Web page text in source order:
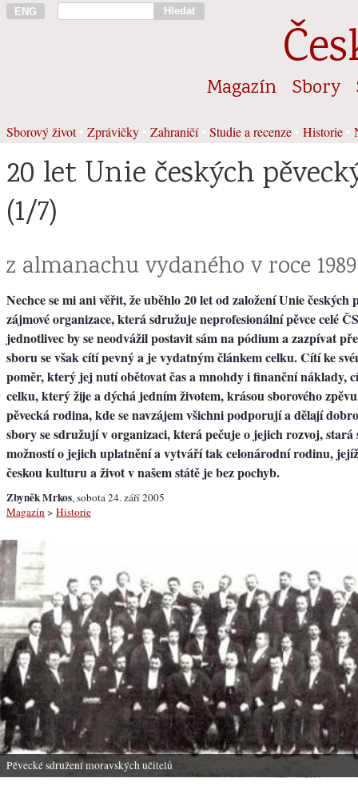
ENG Hledat
Magazín Sbory
Sborový život• Zprávičky Zahraničí• Studie a recenze Historie
20 let Unie českých
(1/7)
z almanachu vydaného v roce 1989
Nechce se mi ani věřit, že uběhlo 20 let od založení Unie českých
zájmové organizace, která sdružuje neprofesionální pěvce celé
jednotlivec by se neodvážil postavit sám na pódium a zazpívat
sboru se však cítí pevný a je vydatným článkem celku. Cítí ke
poměr, který jej nutí obětovat čas a mnohdy i finanční náklady,
celku, který žije a dýchá jedním životem, krásou sborového
pěvecká rodina, kde se navzájem všichni podporují a dělají
sbory se sdružují v organizaci, která pečuje o jejich rozvoj, stará
možností o jejich uplatnění a vytváří tak celonárodní rodinu,
českou kulturu a život v našem státě je bez pochyb.
Zbyněk Mrkos, sobota 24. září 2005
Magazín > Historie
Pěvecké sdružení moravských učitelů